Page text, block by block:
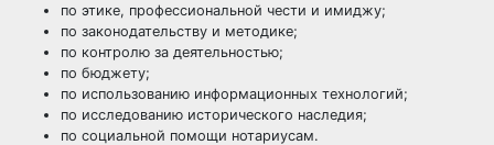
по этике, профессиональной чести и имиджу;
по законодательству и методике;
по контролю за деятельностью;
по бюджету;
по использованию информационных технологий;
по исследованию исторического наследия;
по социальной помощи нотариусам.